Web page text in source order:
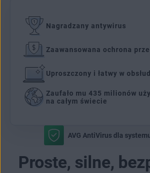
Nagradzany antywirus
Zaawansowana ochrona
Uproszczony i łatwy w
Zaufało mu 435 milionów
na całym świecie
AVG AntiVirus dla
Proste, silne,